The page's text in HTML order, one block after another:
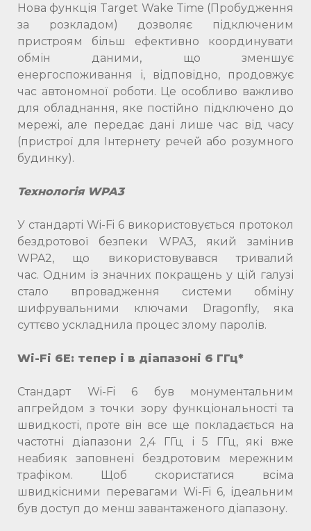
Нова функція Target Wake Time (Пробудження
за розкладом) дозволяє підключеним
пристроям більш ефективно координувати
обмін даними, що зменшує
енергоспоживання і, відповідно, продовжує
час автономної роботи. Це особливо важливо
для обладнання, яке постійно підключено до
мережі, але передає дані лише час від часу
(пристрої для Інтернету речей або розумного
будинку).
Технологія WPA3
У стандарті Wi-Fi 6 використовується протокол
бездротової безпеки WPA3, який замінив
WPA2, що використовувався тривалий
час. Одним із значних покращень у цій галузі
стало впровадження системи обміну
шифрувальними ключами Dragonfly, яка
суттєво ускладнила процес злому паролів.
Wi-Fi 6E: тепер і в діапазоні 6 ГГц*
Стандарт Wi-Fi 6 був монументальним
апгрейдом з точки зору функціональності та
швидкості, проте він все ще покладається на
частотні діапазони 2,4 ГГц і 5 ГГц, які вже
неабияк заповнені бездротовим мережним
трафіком. Щоб скористатися всіма
швидкісними перевагами Wi-Fi 6, ідеальним
був доступ до менш завантаженого діапазону.